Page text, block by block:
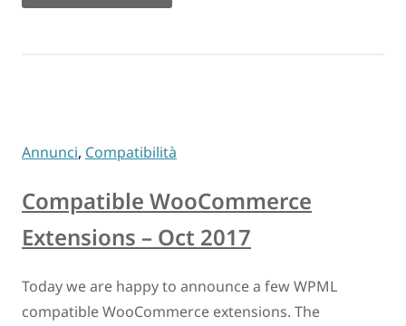
Annunci, Compatibilità
Compatible WooCommerce
Extensions – Oct 2017
Today we are happy to announce a few WPML
compatible WooCommerce extensions. The